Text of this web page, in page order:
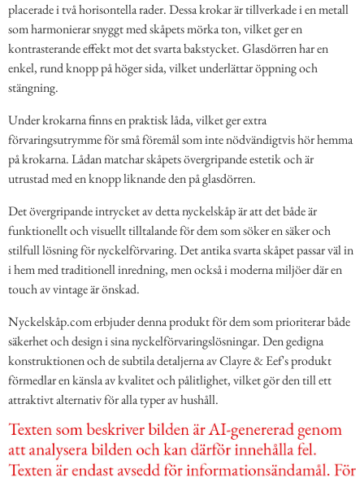
placerade i två horisontella rader. Dessa krokar är tillverkade i en metall
som harmonierar snyggt med skåpets mörka ton, vilket ger en
kontrasterande effekt mot det svarta bakstycket. Glasdörren har en
enkel, rund knopp på höger sida, vilket underlättar öppning och
stängning.
Under krokarna finns en praktisk låda, vilket ger extra
förvaringsutrymme för små föremål som inte nödvändigtvis hör hemma
på krokarna. Lådan matchar skåpets övergripande estetik och är
utrustad med en knopp liknande den på glasdörren.
Det övergripande intrycket av detta nyckelskåp är att det både är
funktionellt och visuellt tilltalande för dem som söker en säker och
stilfull lösning för nyckelförvaring. Det antika svarta skåpet passar väl in
i hem med traditionell inredning, men också i moderna miljöer där en
touch av vintage är önskad.
Nyckelskåp.com erbjuder denna produkt för dem som prioriterar både
säkerhet och design i sina nyckelförvaringslösningar. Den gedigna
konstruktionen och de subtila detaljerna av Clayre & Eef's produkt
förmedlar en känsla av kvalitet och pålitlighet, vilket gör den till ett
attraktivt alternativ för alla typer av hushåll.